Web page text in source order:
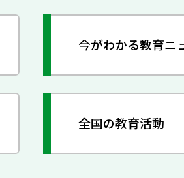
今がわかる教育ニ
全国の教育活動